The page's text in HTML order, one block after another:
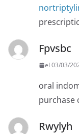
Fpvsbc
el 03/03/
oral
purchase
Rwylyh